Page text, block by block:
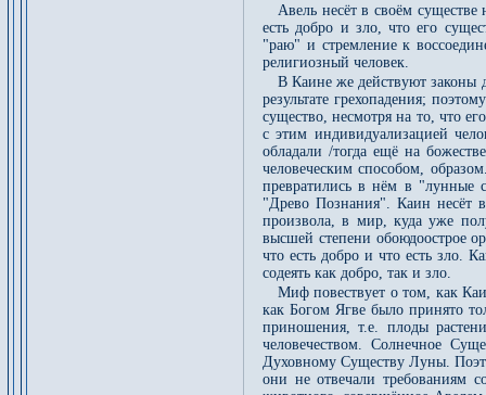
Авель несёт в своём
есть добро и зло, что его
"раю" и стремление к
религиозный человек.
В Каине же действуют законы
результате грехопадения;
существо, несмотря на то, что
с этим индивидуализацией
обладали /тогда ещё на
человеческим способом,
превратились в нём в "лунные
"Древо Познания". Каин несёт
произвола, в мир, куда уже
высшей степени обоюдоострое
что есть добро и что есть зло.
содеять как добро, так и зло.
Миф повествует о том, как
как Богом Ягве было принято
приношения, т.е. плоды
человечеством. Солнечное
Духовному Существу Луны.
они не отвечали требованиям